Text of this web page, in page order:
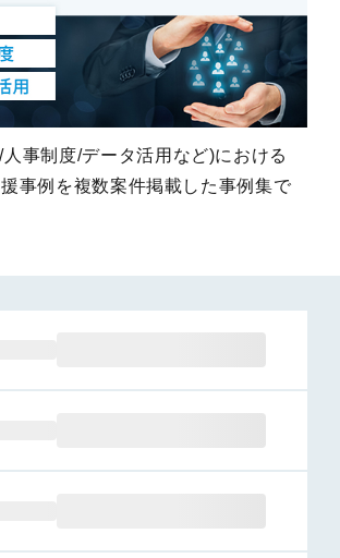
人事制度/データ活用など)における
事例を複数案件掲載した事例集で